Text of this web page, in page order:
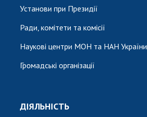
Установи при Президії
Ради, комітети та комісії
Наукові центри МОН та НАН України
Громадські організації
ДІЯЛЬНІСТЬ